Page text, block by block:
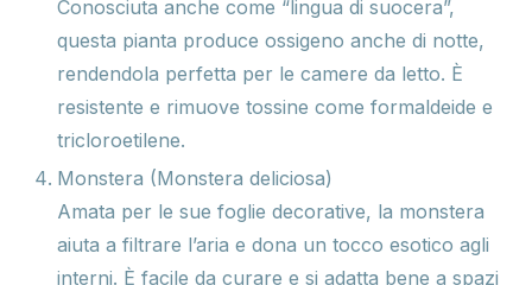
Conosciuta anche come “lingua di suocera”,
questa pianta produce ossigeno anche di notte,
rendendola perfetta per le camere da letto. È
resistente e rimuove tossine come formaldeide e
tricloroetilene.
Monstera (Monstera deliciosa)
Amata per le sue foglie decorative, la monstera
aiuta a filtrare l’aria e dona un tocco esotico agli
interni. È facile da curare e si adatta bene a spazi